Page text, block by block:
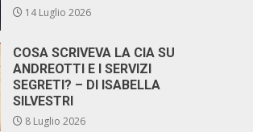
14 Luglio 2026
COSA SCRIVEVA LA CIA SU
ANDREOTTI E I SERVIZI
SEGRETI? – DI ISABELLA
SILVESTRI
8 Luglio 2026